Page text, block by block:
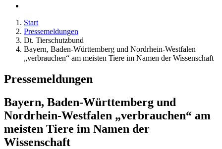
Start
Pressemeldungen
Dt. Tierschutzbund
Bayern, Baden-Württemberg und Nordrhein-Westfalen
„verbrauchen“ am meisten Tiere im Namen der Wissenschaft
Pressemeldungen
Bayern, Baden-Württemberg und
Nordrhein-Westfalen „verbrauchen“ am
meisten Tiere im Namen der
Wissenschaft